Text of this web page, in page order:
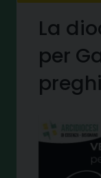
La
per